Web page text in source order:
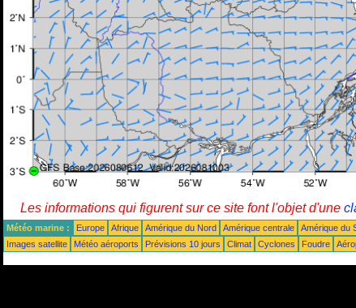
Les informations qui figurent sur ce site font l'objet d'une
Météo marine : Europe Afrique Amérique du Nord Amérique centrale Amérique du
Images satellite
Météo aéroports Prévisions 10 jours Climat Cyclones Foudre